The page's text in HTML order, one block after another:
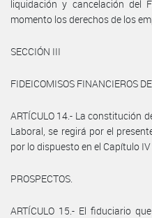
liquidación y cancelación del
momento los derechos de los
SECCIÓN III
FIDEICOMISOS FINANCIEROS DE
ARTÍCULO 14.- La constitución
Laboral, se regirá por el
por lo dispuesto en el Capítulo
PROSPECTOS.
ARTÍCULO 15.- El fiduciario